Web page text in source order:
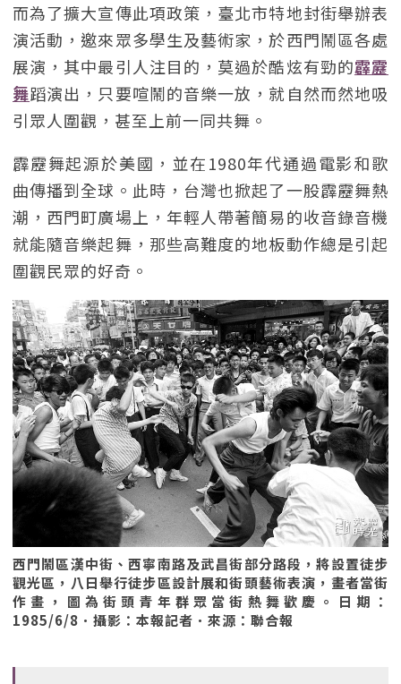
而為了擴大宣傳此項政策，臺北市特地封街舉辦表
演活動，邀來眾多學生及藝術家，於西門鬧區各處
展演，其中最引人注目的，莫過於酷炫有勁的霹靂
舞蹈演出，只要喧鬧的音樂一放，就自然而然地吸
引眾人圍觀，甚至上前一同共舞。
霹靂舞起源於美國，並在1980年代通過電影和歌
曲傳播到全球。此時，台灣也掀起了一股霹靂舞熱
潮，西門町廣場上，年輕人帶著簡易的收音錄音機
就能隨音樂起舞，那些高難度的地板動作總是引起
圍觀民眾的好奇。
西門鬧區漢中街、西寧南路及武昌街部分路段，將設置徒步
觀光區，八日舉行徒步區設計展和街頭藝術表演，畫者當街
作畫，圖為街頭青年群眾當街熱舞歡慶。日期：
1985/6/8．攝影：本報記者．來源：聯合報